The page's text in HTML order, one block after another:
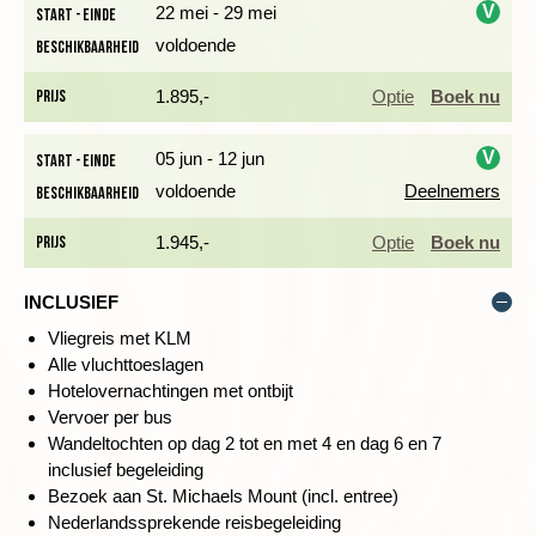
Wandelduur: ± 2,5 uur (ex stops)
Hoogteverschil: ± 160 meter stijgen en 120 dalen
schoentjes en laatste 2 kilometer 3 schoentjes
'DE ENGELSE MONT-SAINT-MICHEL'
Dag 3 Penzance, wandeling naar St. Michaels Mount &
optioneel Praa Sands
Michael’s Mount, het symbool van de streek, mooie
zandstranden. Het klimaat in dit deel van Cornwall doet haast
mediterraan aan. St. Michaels Mount is net zo markant als zijn
bekende Normandische tegenhanger. Bij laag water kun je
naar het eiland lopen. Sommige dagen is het alleen mogelijk
om met de boot erheen te gaan en bij slecht weer sluit het
Start - einde 22 mei - 29 mei V
Beschikbaarheid voldoende
Prijs 1.895,- Optie Boek nu
Start - einde 05 jun - 12 jun V
i
Beschikbaarheid voldoende Deelnemers
Prijs 1.945,- Optie Boek nu
INCLUSIEF
Vliegreis met KLM
Alle vluchttoeslagen
Hotelovernachtingen met ontbijt
Vervoer per bus
Wandeltochten op dag 2 tot en met 4 en dag 6 en 7
inclusief begeleiding
Bezoek aan St. Michaels Mount (incl. entree)
Nederlandssprekende reisbegeleiding